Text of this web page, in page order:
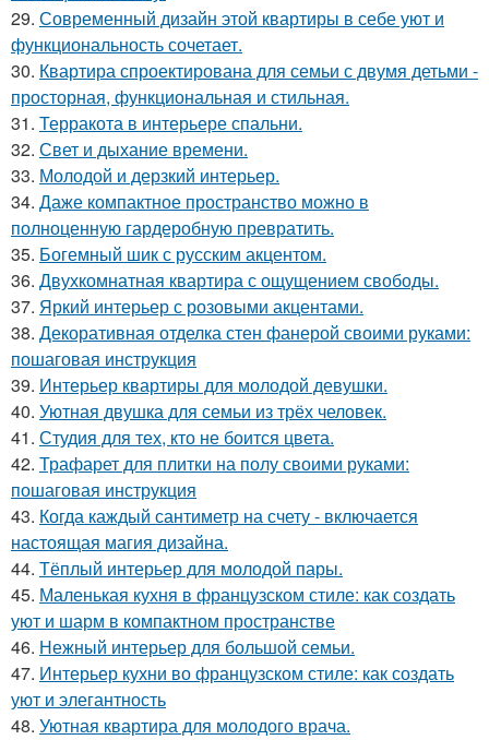
29. Современный дизайн этой квартиры в себе уют и
функциональность сочетает.
30. Квартира спроектирована для семьи с двумя детьми -
просторная, функциональная и стильная.
31. Терракота в интерьере спальни.
32. Свет и дыхание времени.
33. Молодой и дерзкий интерьер.
34. Даже компактное пространство можно в
полноценную гардеробную превратить.
35. Богемный шик с русским акцентом.
36. Двухкомнатная квартира с ощущением свободы.
37. Яркий интерьер с розовыми акцентами.
38. Декоративная отделка стен фанерой своими руками:
пошаговая инструкция
39. Интерьер квартиры для молодой девушки.
40. Уютная двушка для семьи из трёх человек.
41. Студия для тех, кто не боится цвета.
42. Трафарет для плитки на полу своими руками:
пошаговая инструкция
43. Когда каждый сантиметр на счету - включается
настоящая магия дизайна.
44. Тёплый интерьер для молодой пары.
45. Маленькая кухня в французском стиле: как создать
уют и шарм в компактном пространстве
46. Нежный интерьер для большой семьи.
47. Интерьер кухни во французском стиле: как создать
уют и элегантность
48. Уютная квартира для молодого врача.